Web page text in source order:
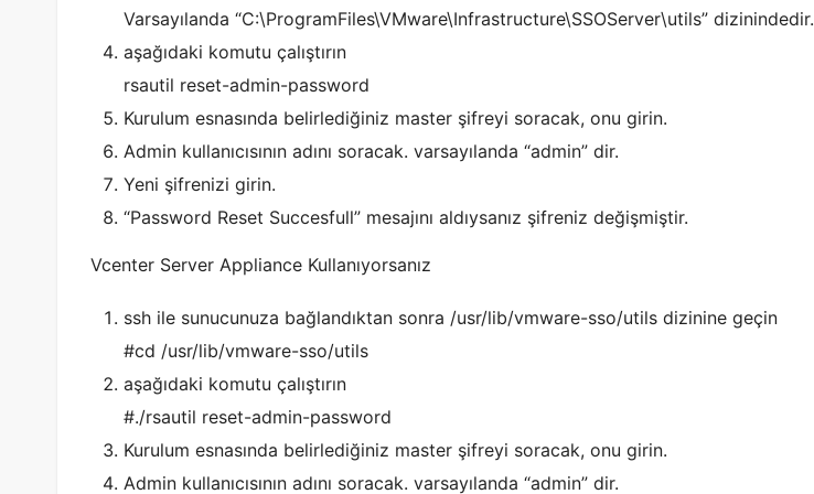
Varsayılanda “C:\ProgramFiles\VMware\Infrastructure\SSOServer\utils” dizinindedir.
aşağıdaki komutu çalıştırın
rsautil reset-admin-password
Kurulum esnasında belirlediğiniz master şifreyi soracak, onu girin.
Admin kullanıcısının adını soracak. varsayılanda “admin” dir.
Yeni şifrenizi girin.
“Password Reset Succesfull” mesajını aldıysanız şifreniz değişmiştir.
Vcenter Server Appliance Kullanıyorsanız
ssh ile sunucunuza bağlandıktan sonra /usr/lib/vmware-sso/utils dizinine geçin
#cd /usr/lib/vmware-sso/utils
aşağıdaki komutu çalıştırın
#./rsautil reset-admin-password
Kurulum esnasında belirlediğiniz master şifreyi soracak, onu girin.
Admin kullanıcısının adını soracak. varsayılanda “admin” dir.